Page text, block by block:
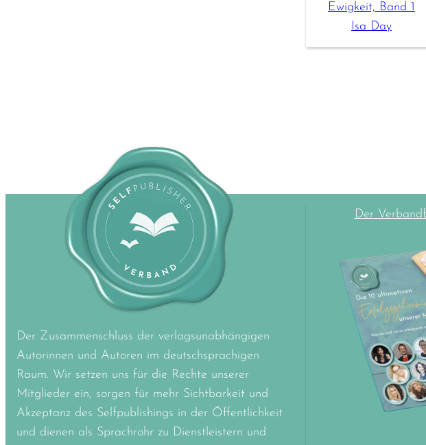
Ewigkeit, Band 1
Isa Day
Der Zusammenschluss der verlagsunabhängigen
Autorinnen und Autoren im deutschsprachigen
Raum. Wir setzen uns für die Rechte unserer
Mitglieder ein, sorgen für mehr Sichtbarkeit und
Akzeptanz des Selfpublishings in der Öffentlichkeit
und dienen als Sprachrohr zu Dienstleistern und
Der Verband